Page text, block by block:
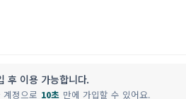
후 이용 가능합니다.
계정으로 10초 만에 가입할 수 있어요.